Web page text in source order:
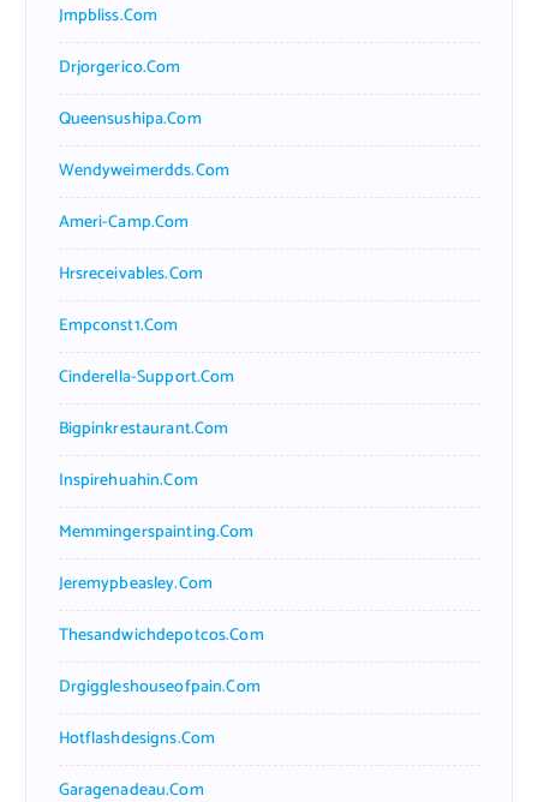
Jmpbliss.com
Drjorgerico.com
Queensushipa.com
Wendyweimerdds.com
Ameri-Camp.com
Hrsreceivables.com
Empconst1.com
Cinderella-Support.com
Bigpinkrestaurant.com
Inspirehuahin.com
Memmingerspainting.com
Jeremypbeasley.com
Thesandwichdepotcos.com
Drgiggleshouseofpain.com
Hotflashdesigns.com
Garagenadeau.com